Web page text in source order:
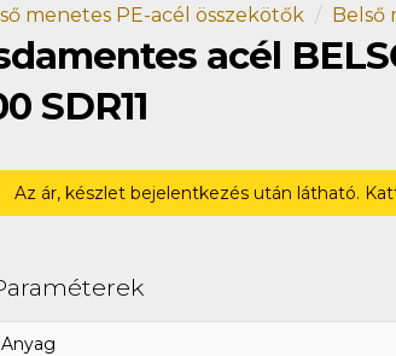
menetes PE-acél összekötők Belső
acél
SDR11
Az ár, készlet bejelentkezés után látható.
Anyag